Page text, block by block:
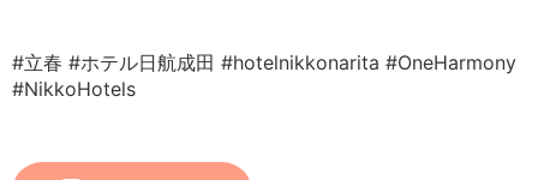
#立春 #ホテル日航成田 #hotelnikkonarita #OneHarmony
#NikkoHotels